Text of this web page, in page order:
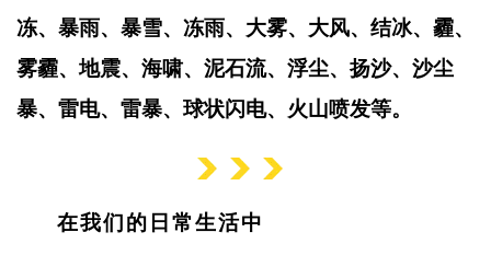
冻、暴雨、暴雪、冻雨、大雾、大风、结冰、霾、
雾霾、地震、海啸、泥石流、浮尘、扬沙、沙尘
暴、雷电、雷暴、球状闪电、火山喷发等。
在我们的日常生活中